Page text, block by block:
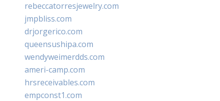
rebeccatorresjewelry.com
jmpbliss.com
drjorgerico.com
queensushipa.com
wendyweimerdds.com
ameri-camp.com
hrsreceivables.com
empconst1.com